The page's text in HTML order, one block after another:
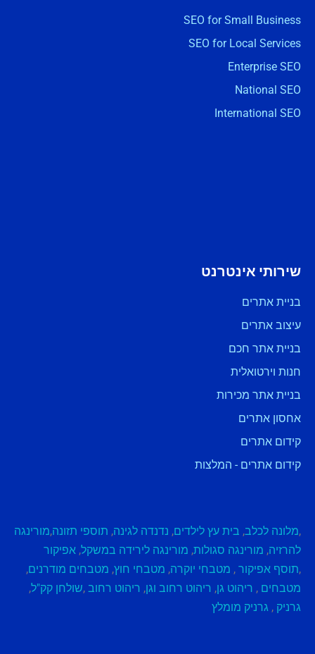
SEO for Small Business
SEO for Local Services
Enterprise SEO
National SEO
International SEO
שירותי אינטרנט
בניית אתרים
עיצוב אתרים
בניית אתר חכם
חנות וירטואלית
בניית אתר מכירות
אחסון אתרים
קידום אתרים
קידום אתרים - המלצות
,מלונה לכלב, בית עץ לילדים, נדנדה לגינה, תוספי תזונה,מורינגה
להרזיה, מורינגה סגולות, מורינגה לירידה במשקל, אפיקור
,תוסף אפיקור , מטבחי יוקרה, מטבחי חוץ, מטבחים מודרנים,
מטבחים , ריהוט גן, ריהוט רחוב וגן, ריהוט רחוב ,שולחן קק"ל,
גרניק , גרניק מומלץ